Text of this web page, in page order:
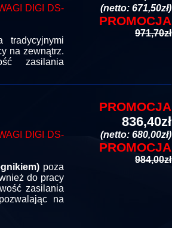
DIGI DS-
tradycyjnymi
na zewnątrz.
zasilania
(netto: 671,50zł)
PROMOCJA
971,70zł
DIGI DS-
poza
do pracy
zasilania
na
PROMOCJA
836,40zł
(netto: 680,00zł)
PROMOCJA
984,00zł